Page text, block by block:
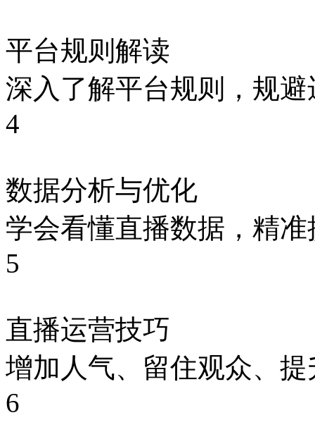
平台规则解读
深入了解平台规则，规
4
数据分析与优化
学会看懂直播数据，精
5
直播运营技巧
增加人气、留住观众、
6